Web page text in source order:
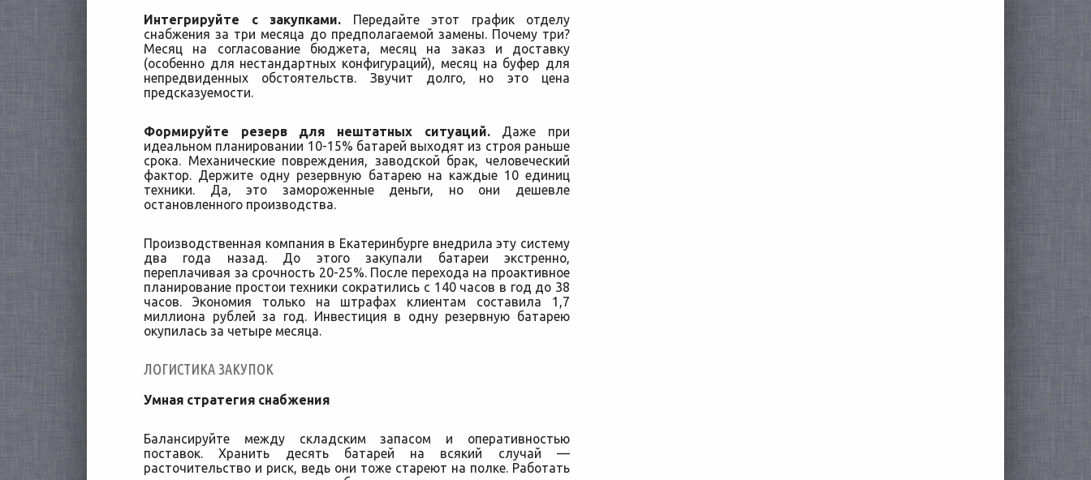
Интегрируйте с закупками. Передайте этот график отделу
снабжения за три месяца до предполагаемой замены. Почему три?
Месяц на согласование бюджета, месяц на заказ и доставку
(особенно для нестандартных конфигураций), месяц на буфер для
непредвиденных обстоятельств. Звучит долго, но это цена
предсказуемости.
Формируйте резерв для нештатных ситуаций.Даже при
идеальном планировании 10-15% батарей выходят из строя раньше
срока. Механические повреждения, заводской брак, человеческий
фактор. Держите одну резервную батарею на каждые 10 единиц
техники. Да, это замороженные деньги, но они дешевле
остановленного производства.
Производственная компания в Екатеринбурге внедрила эту систему
два года назад. До этого закупали батареи экстренно,
переплачивая за срочность 20-25%. После перехода на проактивное
планирование простои техники сократились с 140 часов в год до 38
часов. Экономия только на штрафах клиентам составила 1,7
миллиона рублей за год. Инвестиция в одну резервную батарею
окупилась за четыре месяца.
ЛОГИСТИКА ЗАКУПОК
Умная стратегия снабжения
Балансируйте между складским запасом и оперативностью
поставок. Хранить десять батарей на всякий случай —
расточительство и риск, ведь они тоже стареют на полке. Работать